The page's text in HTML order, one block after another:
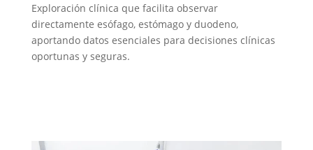
Exploración clínica que facilita observar
directamente esófago, estómago y duodeno,
aportando datos esenciales para decisiones clínicas
oportunas y seguras.